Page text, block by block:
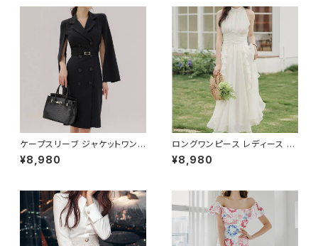
ビジネススーツ ロング パンツス
ーツ ロングパンツ ペプラム ノー
カラースーツ ペプラムジャケット
レディーススーツ 大きいサイズ
オフィス OL オフィスカジュアル
ビジネス 結婚式 パーティー お
呼ばれ ブラック ネイビー グレ
ー S M L XL 2XL 3XL 4XL 5
XL 10代 20代 30代 40代 C-
WAW1079
ワンピドレス OL エレガント フ
ォーマル ブラック ボルドー ホワ
イト 大きいサイズ きれいめ ドレ
スワンピース お呼ばれ 韓国 フ
ァッション オフィスカジュアル 韓
国風 キャバドレス ナイトドレス
ナイトワンピ カジュアル 10代 2
0代 30代 40代 C-OSS0127
ケープスリーブ ジャケットワンピ
ース ベルト付き ワンピース レデ
ィース 長袖 襟付き タイト スー
ート 二次会 結婚式 春 夏 秋 冬
お呼ばれ ブラック ベージュ お
しゃれ 高見え 20代 30代 40代
フォーマル 体型カバー 人気 トレ
ンド C-OSS0136
¥8,980
ロングワンピース レディース シ
フォン フリル ハイネック ノース
リーブ フレア Aライン エレガン
秋 冬 お呼ばれ デート 食事会
フォーマル リゾート パーティー
人気 大人可愛い ホワイト C-O
¥8,980